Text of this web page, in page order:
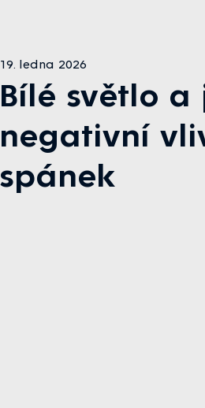
19. ledna 2026
Bílé světlo a
negativní
spánek